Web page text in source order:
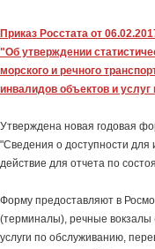
Приказ Росстата от
"Об утверждении
морского и речного
инвалидов объектов и
Утверждена новая годовая
"Сведения о доступности для
действие для отчета по
Форму предоставляют в
(терминалы), речные
услуги по обслуживанию,